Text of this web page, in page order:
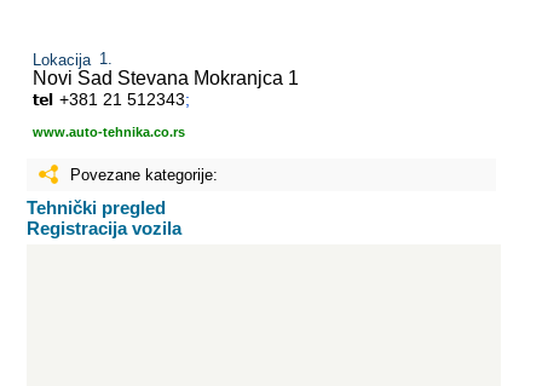
www.auto-tehnika.co.rs
Lokacija
Novi Sad Stevana Mokranjca 1
+381 21 512343;
Povezane kategorije:
Tehnički pregled
Registracija vozila